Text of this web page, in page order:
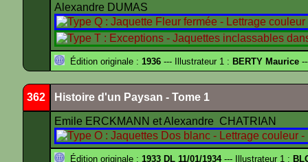
Alexandre DUMAS
Édition originale : 1936 --- Illustrateur 1 : BERTY Maurice
362 Histoire d'un Paysan - Tome 1
Emile ERCKMANN et Alexandre CHATRIAN
Édition originale : 1933 DL 11/01/1934--- Illustrateur 1 :